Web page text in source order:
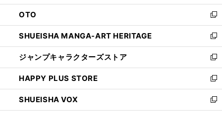
ウ
で
開
く
ン
ド
ウ
で
開
く
OTO
新
し
い
ウ
ィ
ン
ド
ウ
で
開
SHUEISHA MANGA-ART HERITAGE
新
し
い
ウ
ィ
ン
ド
ウ
ジャンプキャラクターズストア
新
し
い
ウ
ィ
ン
HAPPY PLUS STORE
新
し
い
ウ
SHUEISHA VOX
新
し